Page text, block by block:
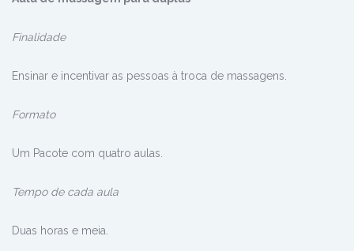
Finalidade
Ensinar e incentivar as pessoas à troca de massagens.
Formato
Um Pacote com quatro aulas.
Tempo de cada aula
Duas horas e meia.